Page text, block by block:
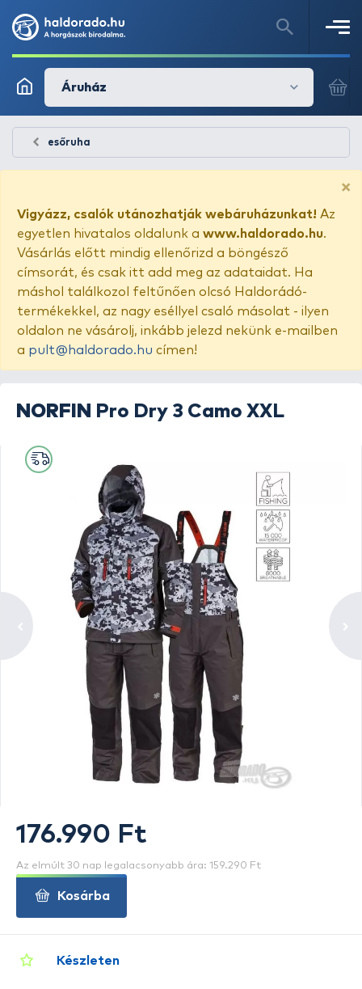
Áruház
esőruha
×
Vigyázz, csalók utánozhatják webáruházunkat! Az
egyetlen hivatalos oldalunk a www.haldorado.hu.
Vásárlás előtt mindig ellenőrizd a böngésző
címsorát, és csak itt add meg az adataidat. Ha
máshol találkozol feltűnően olcsó Haldorádó-
termékekkel, az nagy eséllyel csaló másolat - ilyen
oldalon ne vásárolj, inkább jelezd nekünk e-mailben
a pult@haldorado.hu címen!
NORFIN Pro Dry 3 Camo XXL
Készleten
176.990 Ft
Az elmúlt 30 nap legalacsonyabb ára: 159.290 Ft
Kosárba